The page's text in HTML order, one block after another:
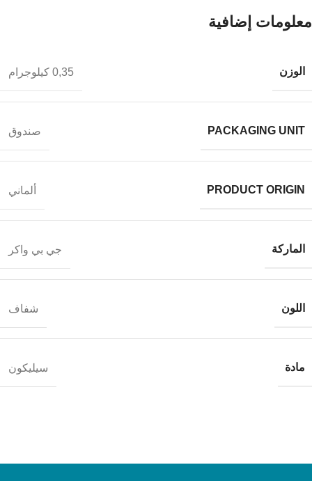
معلومات إضافية
الوزن 0,35 كيلوجرام
PACKAGING UNIT صندوق
PRODUCT ORIGIN ألماني
الماركة جي بي واكر
اللون شفاف
مادة سيليكون